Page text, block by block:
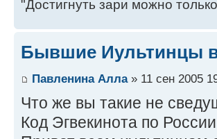
"Достигнуть зари можно
Бывшие Иультинцы в
Павленина Алла» 11 сен 2005
Что же вы такие не
Код Эгвекинота по